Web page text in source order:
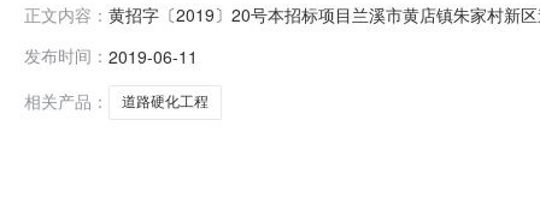
正文内容： 黄招字〔2019〕20号本招标项目兰溪市黄店镇朱家村新
期：30日历天。3、工程预算投资额：11.6475万元。4
投）及相应二级（含）以上建造师。
发布时间： 2019-06-11
相关产品：
道路硬化工程